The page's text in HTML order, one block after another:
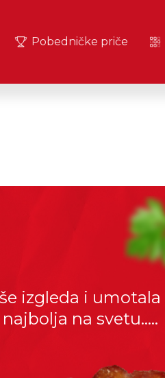
Pobedničke priče
izgleda i umotala
na svetu.....